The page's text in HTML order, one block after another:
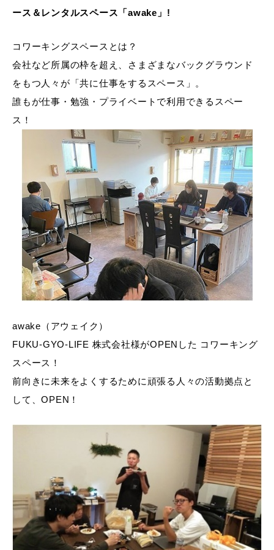
ース＆レンタルスペース「awake」!
コワーキングスペースとは？
会社など所属の枠を超え、さまざまなバックグラウンド
をもつ人々が「共に仕事をするスペース」。
誰もが仕事・勉強・プライベートで利用できるスペー
ス！
awake（アウェイク）
FUKU-GYO-LIFE 株式会社様がOPENした コワーキング
スペース！
前向きに未来をよくするために頑張る人々の活動拠点と
して、OPEN！